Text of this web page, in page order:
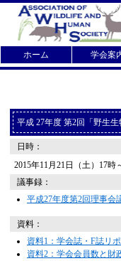
ホーム 学会案
平成 27年度 第2回「野生
日時：
2015年11月21日（土）17時
議事録：
平成27年度第2回理事会
資料：
資料1：学会誌・F誌リ
資料2：学会会員数と財